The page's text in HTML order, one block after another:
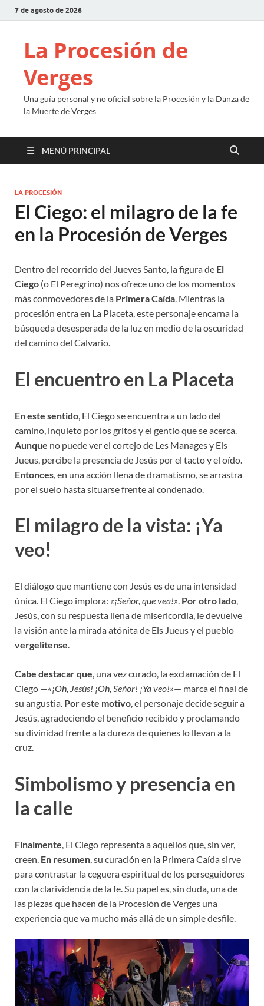
7 de agosto de 2026
La Procesión de
Verges
Una guía personal y no oficial sobre la Procesión y la Danza de
la Muerte de Verges
MENÚ PRINCIPAL
LA PROCESIÓN
El Ciego: el milagro de la fe
en la Procesión de Verges
Dentro del recorrido del Jueves Santo, la figura de El
Ciego (o El Peregrino) nos ofrece uno de los momentos
más conmovedores de la Primera Caída. Mientras la
procesión entra en La Placeta, este personaje encarna la
búsqueda desesperada de la luz en medio de la oscuridad
del camino del Calvario.
El encuentro en La Placeta
En este sentido , El Ciego se encuentra a un lado del
camino, inquieto por los gritos y el gentío que se acerca.
Aunque no puede ver el cortejo de Les Manages y Els
Jueus, percibe la presencia de Jesús por el tacto y el oído.
Entonces , en una acción llena de dramatismo, se arrastra
por el suelo hasta situarse frente al condenado.
El milagro de la vista: ¡Ya
veo!
El diálogo que mantiene con Jesús es de una intensidad
única. El Ciego implora: «¡Señor, que vea!». Por otro lado,
Jesús, con su respuesta llena de misericordia, le devuelve
la visión ante la mirada atónita de Els Jueus y el pueblo
vergelitense.
Cabe destacar que, una vez curado, la exclamación de El
Ciego —«¡Oh, Jesús! ¡Oh, Señor! ¡Ya veo!»— marca el final de
su angustia. Por este motivo, el personaje decide seguir a
Jesús, agradeciendo el beneficio recibido y proclamando
su divinidad frente a la dureza de quienes lo llevan a la
cruz.
Simbolismo y presencia en
la calle
Finalmente , El Ciego representa a aquellos que, sin ver,
creen. En resumen , su curación en la Primera Caída sirve
para contrastar la ceguera espiritual de los perseguidores
con la clarividencia de la fe. Su papel es, sin duda, una de
las piezas que hacen de la Procesión de Verges una
experiencia que va mucho más allá de un simple desfile.